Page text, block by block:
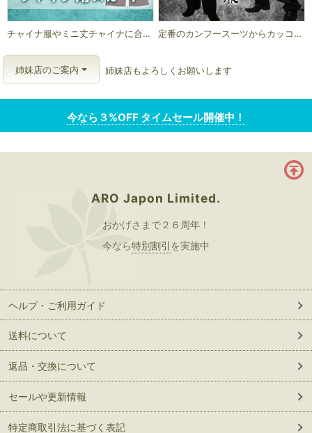
チャイナ服やミニ丈チャイナに合わせてオシャレにコーディネート 定番のカンフースーツからカッコよさを追求したロング丈チャイナ服など
姉妹店のご案内 姉妹店もよろしくお願いします
今なら３%OFF タイムセール開催中！
ARO Japon Limited.
おかげさまで２６周年！
今なら特別割引 を実施中
ヘルプ・ご利用ガイド
送料について
返品・交換について
セールや更新情報
特定商取引法に基づく表記